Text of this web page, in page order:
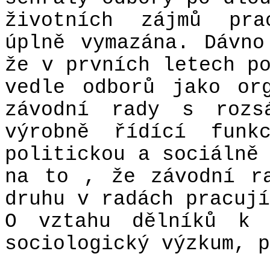
životních zájmů
úplně vymazána.
že v prvních letech
vedle odborů jako
závodní rady s
výrobně řídící
politickou a sociálně
na to , že závodní
druhu v radách
O vztahu dělníků k
sociologický výzkum,